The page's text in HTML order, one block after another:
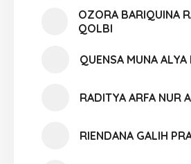
OZORA BARIQUINA
QOLBI
QUENSA MUNA ALYA
RADITYA ARFA NUR
RIENDANA GALIH